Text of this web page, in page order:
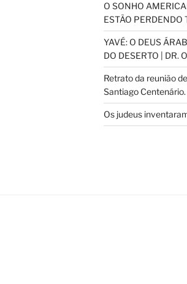
O SONHO
ESTÃO
YAVÉ: O DEUS
DO DESERTO | DR.
Retrato da reunião
Santiago Centenário.
Os judeus